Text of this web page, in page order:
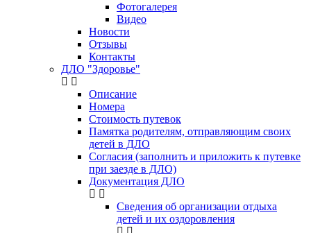
Фотогалерея
Видео
Новости
Отзывы
Контакты
ДЛО "Здоровье"
Описание
Номера
Стоимость путевок
Памятка родителям, отправляющим своих
детей в ДЛО
Согласия (заполнить и приложить к путевке
при заезде в ДЛО)
Документация ДЛО
Сведения об организации отдыха
детей и их оздоровления